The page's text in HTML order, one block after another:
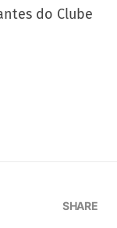
do Clube
SHARE